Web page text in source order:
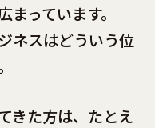
っています。
ネスはどういう位
きた方は、たとえ